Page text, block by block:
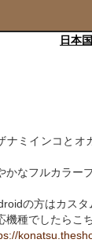
日本
ナミインコとオ
かなフルカラー
の方はカスタ
機種でしたらこ